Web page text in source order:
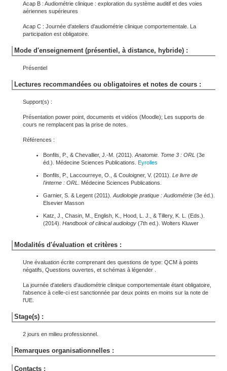
Acap B : Audiométrie clinique : exploration du système auditif et des voies
aériennes supérieures
Acap C : Journée d'ateliers d'audiométrie clinique comportementale. La
participation est obligatoire.
Mode d'enseignement (présentiel, à distance, hybride) :
Présentiel
Lectures recommandées ou obligatoires et notes de cours :
Support(s) :
Présentation power point, documents et vidéos (Moodle); Les supports de
cours ne remplacent pas la prise de notes.
Références :
Bonfils, P., & Chevallier, J.-M. (2011). Anatomie. Tome 3 : ORL (3e
éd.). Médecine Sciences Publications. Eyrolles
Bonfils, P., Laccourreye, O., & Couloigner, V. (2011). Le livre de
l'interne : ORL
. Médecine Sciences Publications.
Garnier, S. & Legent (2011). Audiologie pratique : Audiométrie (3e éd.).
Elsevier Masson
Katz, J., Chasin, M., English, K., Hood, L. J., & Tillery, K. L. (Eds.).
(2014). Handbook of clinical audiology (7th ed.). Wolters Kluwer
Modalités d'évaluation et critères :
Une évaluation écrite comprenant des questions de type: QCM à points
négatifs, Questions ouvertes, et schémas à légender .
La journée d'ateliers d'audiométrie clinique comportementale étant obligatoire,
l'absence à celle-ci est sanctionnée par deux points en moins sur la note de
l'UE.
Stage(s) :
2 jours en milieu professionnel.
Remarques organisationnelles :
Contacts :